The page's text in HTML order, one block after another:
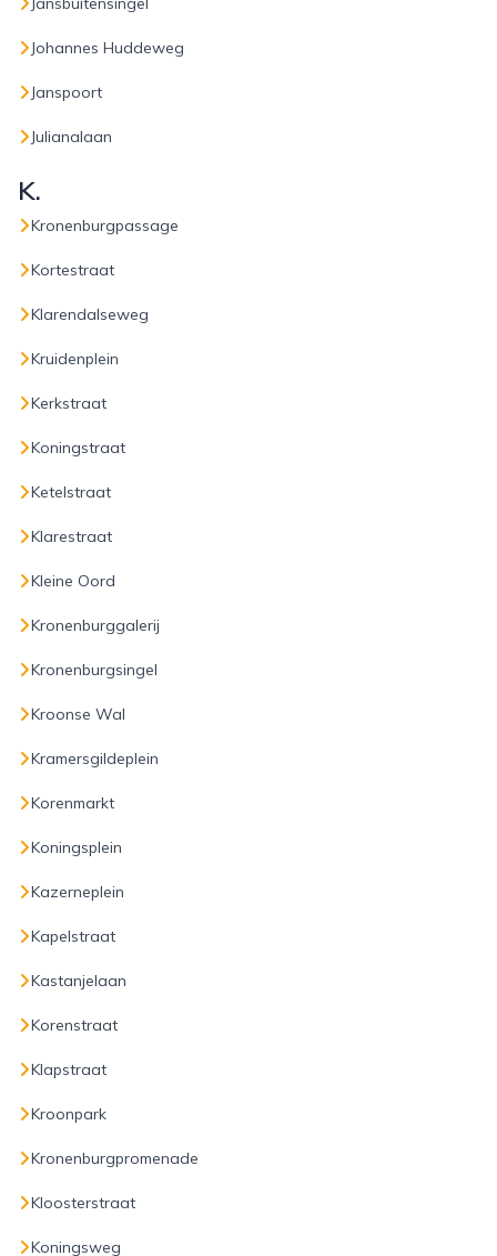
Johannes Huddeweg
Janspoort
Julianalaan
K.
Kronenburgpassage
Kortestraat
Klarendalseweg
Kruidenplein
Kerkstraat
Koningstraat
Ketelstraat
Klarestraat
Kleine Oord
Kronenburggalerij
Kronenburgsingel
Kroonse Wal
Kramersgildeplein
Korenmarkt
Koningsplein
Kazerneplein
Kapelstraat
Kastanjelaan
Korenstraat
Klapstraat
Kroonpark
Kronenburgpromenade
Kloosterstraat
Koningsweg